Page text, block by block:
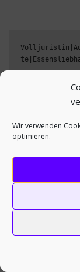
Wir verwenden
optimieren.
MARKIERT MIT
SCHREIBE